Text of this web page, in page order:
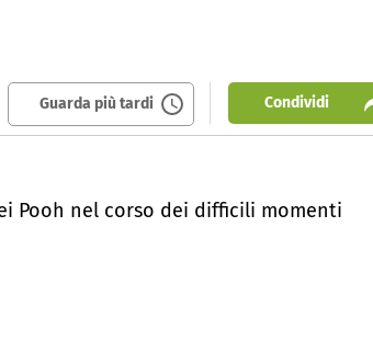
Guarda più tardi Condividi
Pooh nel corso dei difficili momenti